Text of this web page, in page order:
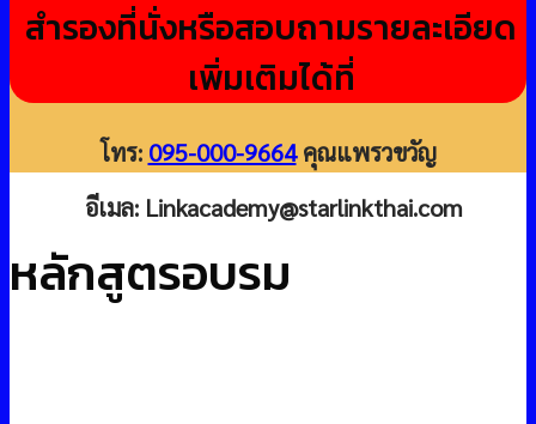
สำรองที่นั่งหรือสอบถามรายละเอียด
เพิ่มเติมได้ที่
โทร: 095-000-9664คุณแพรวขวัญ
อีเมล: Linkacademy@starlinkthai.com
หลักสูตรอบรม